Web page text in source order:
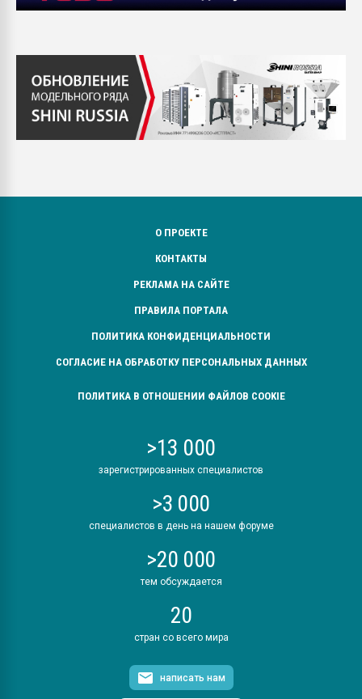
О ПРОЕКТЕ
КОНТАКТЫ
РЕКЛАМА НА САЙТЕ
ПРАВИЛА ПОРТАЛА
ПОЛИТИКА КОНФИДЕНЦИАЛЬНОСТИ
СОГЛАСИЕ НА ОБРАБОТКУ ПЕРСОНАЛЬНЫХ ДАННЫХ
ПОЛИТИКА В ОТНОШЕНИИ ФАЙЛОВ COOKIE
>13 000
зарегистрированных специалистов
>3 000
специалистов в день на нашем форуме
>20 000
тем обсуждается
20
стран со всего мира
написать нам